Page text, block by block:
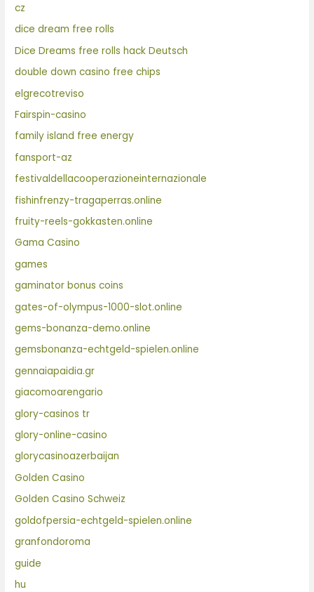
cz
dice dream free rolls
Dice Dreams free rolls hack Deutsch
double down casino free chips
elgrecotreviso
Fairspin-casino
family island free energy
fansport-az
festivaldellacooperazioneinternazionale
fishinfrenzy-tragaperras.online
fruity-reels-gokkasten.online
Gama Casino
games
gaminator bonus coins
gates-of-olympus-1000-slot.online
gems-bonanza-demo.online
gemsbonanza-echtgeld-spielen.online
gennaiapaidia.gr
giacomoarengario
glory-casinos tr
glory-online-casino
glorycasinoazerbaijan
Golden Casino
Golden Casino Schweiz
goldofpersia-echtgeld-spielen.online
granfondoroma
guide
hu